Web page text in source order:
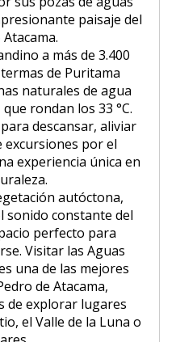
| Full day
Día / Desde
Ruta Ancestral
Días/3Noches
dias 3 noches
paisaje del
a más de 3.400
de Puritama
naturales de agua
rondan los 33 °C.
descansar, aliviar
excursiones por el
experiencia única en
autóctona,
sonido constante del
perfecto para
Visitar las Aguas
una de las mejores
de Atacama,
de explorar lugares
el Valle de la Luna o